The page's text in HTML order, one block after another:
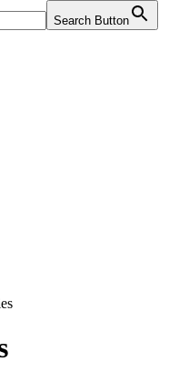
Search Button